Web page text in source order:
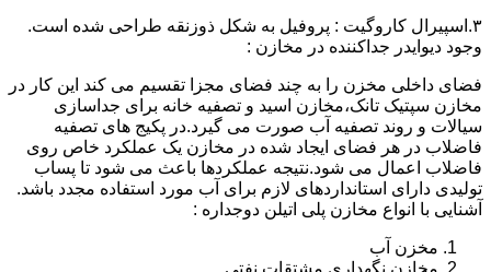
۳.اسپیرال کاروگیت : پروفیل به شکل ذوزنقه طراحی شده است.
وجود دیوایدر جداکننده در مخازن :
فضای داخلی مخزن را به چند فضای مجزا تقسیم می کند این کار در
مخازن سپتیک تانک،مخازن اسید و تصفیه خانه برای جداسازی
سیالات و روند تصفیه آب صورت می گیرد.در پکیج های تصفیه
فاضلاب در هر فضای ایجاد شده در مخازن یک عملکرد خاص روی
فاضلاب اعمال می شود.نتیجه عملکردها باعث می شود تا پساب
تولیدی دارای استانداردهای لازم برای آب مورد استفاده مجدد باشد.
آشنایی با انواع مخازن پلی اتیلن دوجداره :
مخزن آب
مخازن نگهداری مشتقات نفتی